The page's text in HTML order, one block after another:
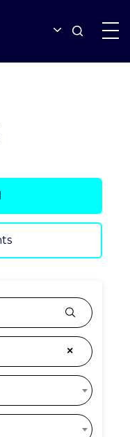
CONTACT
×